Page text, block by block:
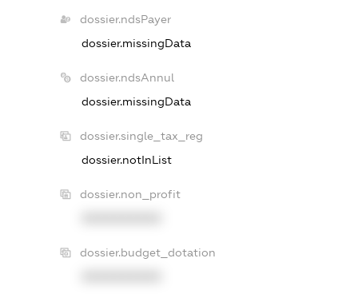
dossier.ndsPayer
dossier.missingData
dossier.ndsAnnul
dossier.missingData
dossier.single_tax_reg
dossier.notInList
dossier.non_profit
dossier.budget_dotation